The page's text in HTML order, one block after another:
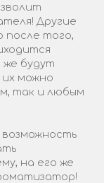
Другие
того,
будут
их можно
так и любым
на его же